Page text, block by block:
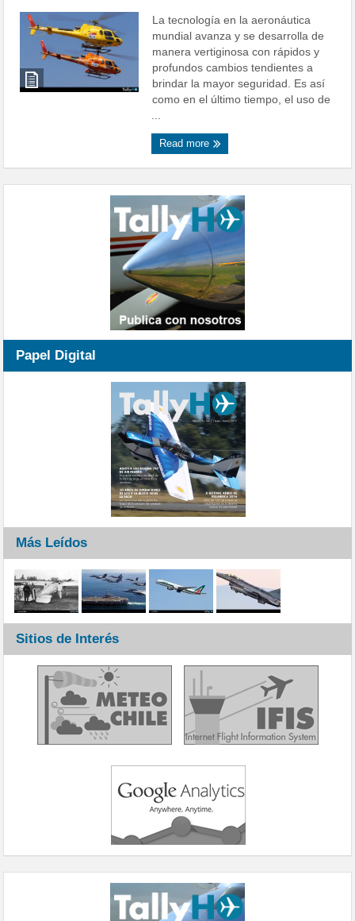
La tecnología en la aeronáutica
mundial avanza y se desarrolla de
manera vertiginosa con rápidos y
profundos cambios tendientes a
brindar la mayor seguridad. Es así
como en el último tiempo, el uso de
...
Read more
Papel Digital
Más Leídos
Sitios de Interés